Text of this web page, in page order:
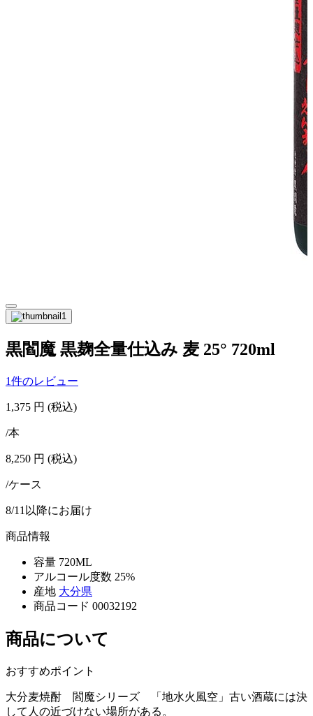
黒閻魔 黒麹全量仕込み 麦 25° 720ml
1件のレビュー
1,375 円 (税込)
/本
8,250 円 (税込)
/ケース
8/11以降にお届け
商品情報
容量 720ML
アルコール度数 25%
産地 大分県
商品コード 00032192
商品について
おすすめポイント
大分麦焼酎 閻魔シリーズ 「地水火風空」古い酒蔵には決
して人の近づけない場所がある。